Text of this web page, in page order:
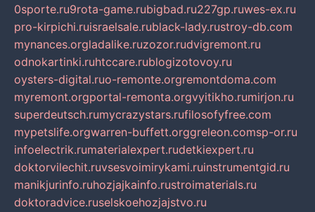
0sporte.ru9rota-game.rubigbad.ru227gp.ruwes-ex.ru
pro-kirpichi.ruisraelsale.rublack-lady.rustroy-db.com
mynances.orgladalike.ruzozor.rudvigremont.ru
odnokartinki.ruhtccare.rublogizotovoy.ru
oysters-digital.ruo-remonte.orgremontdoma.com
myremont.orgportal-remonta.orgvyitikho.rumirjon.ru
superdeutsch.rumycrazystars.rufilosofyfree.com
mypetslife.orgwarren-buffett.orggreleon.comsp-or.ru
infoelectrik.rumaterialexpert.rudetkiexpert.ru
doktorvilechit.ruvsesvoimirykami.ruinstrumentgid.ru
manikjurinfo.ruhozjajkainfo.rustroimaterials.ru
doktoradvice.ruselskoehozjajstvo.ru